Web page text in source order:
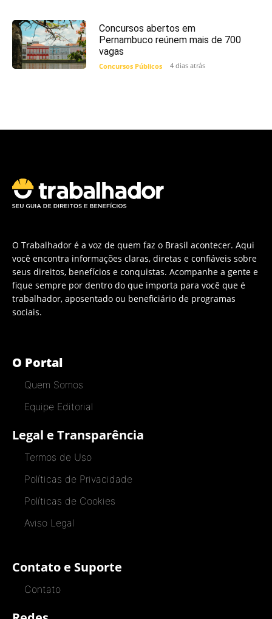
Concursos abertos em
Pernambuco reúnem mais de 700
vagas
Concursos Públicos 4 dias atrás
O Trabalhador é a voz de quem faz o Brasil acontecer. Aqui
você encontra informações claras, diretas e confiáveis sobre
seus direitos, benefícios e conquistas. Acompanhe a gente e
fique sempre por dentro do que importa para você que é
trabalhador, aposentado ou beneficiário de programas
sociais.
O Portal
Quem Somos
Equipe Editorial
Legal e Transparência
Termos de Uso
Políticas de Privacidade
Políticas de Cookies
Aviso Legal
Contato e Suporte
Contato